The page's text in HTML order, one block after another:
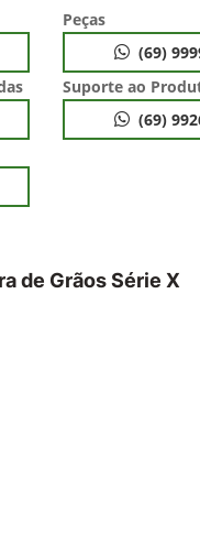
Peças
(69)
Suporte ao
(69)
de Grãos Série X